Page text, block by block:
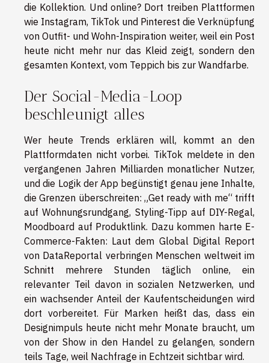
die Kollektion. Und online? Dort treiben Plattformen
wie Instagram, TikTok und Pinterest die Verknüpfung
von Outfit- und Wohn-Inspiration weiter, weil ein Post
heute nicht mehr nur das Kleid zeigt, sondern den
gesamten Kontext, vom Teppich bis zur Wandfarbe.
Der Social-Media-Loop
beschleunigt alles
Wer heute Trends erklären will, kommt an den
Plattformdaten nicht vorbei. TikTok meldete in den
vergangenen Jahren Milliarden monatlicher Nutzer,
und die Logik der App begünstigt genau jene Inhalte,
die Grenzen überschreiten: „Get ready with me“ trifft
auf Wohnungsrundgang, Styling-Tipp auf DIY-Regal,
Moodboard auf Produktlink. Dazu kommen harte E-
Commerce-Fakten: Laut dem Global Digital Report
von DataReportal verbringen Menschen weltweit im
Schnitt mehrere Stunden täglich online, ein
relevanter Teil davon in sozialen Netzwerken, und
ein wachsender Anteil der Kaufentscheidungen wird
dort vorbereitet. Für Marken heißt das, dass ein
Designimpuls heute nicht mehr Monate braucht, um
von der Show in den Handel zu gelangen, sondern
teils Tage, weil Nachfrage in Echtzeit sichtbar wird.